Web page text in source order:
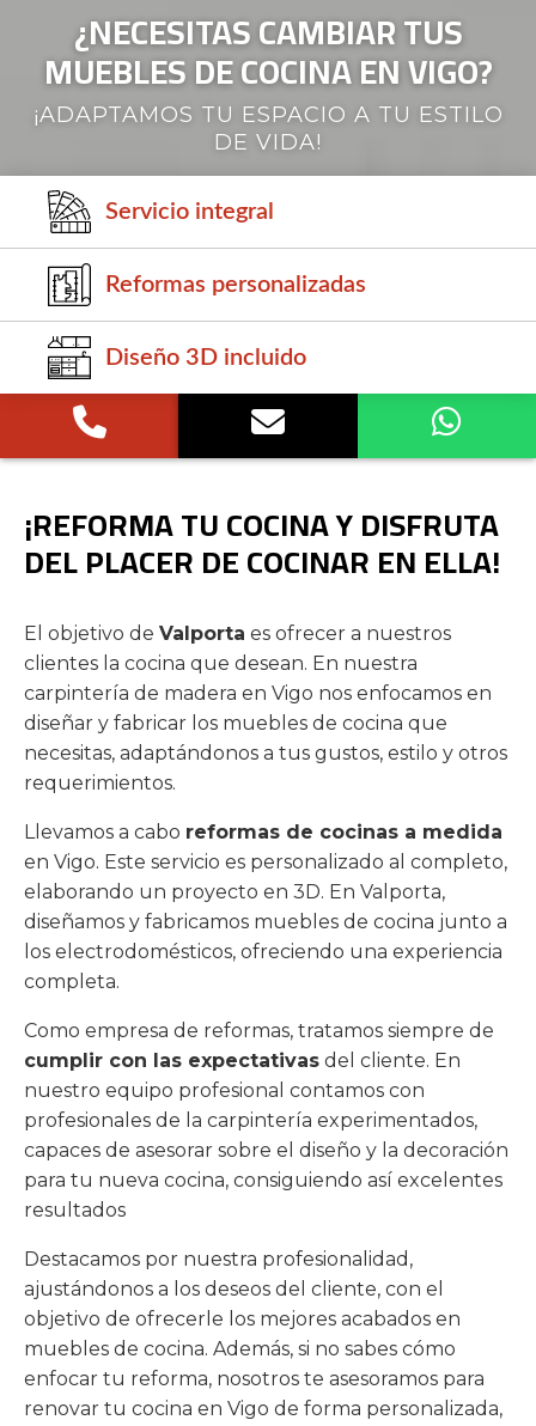
¿NECESITAS CAMBIAR TUS
MUEBLES DE COCINA EN VIGO?
¡ADAPTAMOS TU ESPACIO A TU ESTILO
DE VIDA!
Servicio integral
Reformas personalizadas
Diseño 3D incluido
¡REFORMA TU COCINA Y DISFRUTA
DEL PLACER DE COCINAR EN ELLA!
El objetivo de Valporta es ofrecer a nuestros
clientes la cocina que desean. En nuestra
carpintería de madera en Vigo nos enfocamos en
diseñar y fabricar los muebles de cocina que
necesitas, adaptándonos a tus gustos, estilo y otros
requerimientos.
Llevamos a cabo reformas de cocinas a medida
en Vigo. Este servicio es personalizado al completo,
elaborando un proyecto en 3D. En Valporta,
diseñamos y fabricamos muebles de cocina junto a
los electrodomésticos, ofreciendo una experiencia
completa.
Como empresa de reformas, tratamos siempre de
cumplir con las expectativas del cliente. En
nuestro equipo profesional contamos con
profesionales de la carpintería experimentados,
capaces de asesorar sobre el diseño y la decoración
para tu nueva cocina, consiguiendo así excelentes
resultados
Destacamos por nuestra profesionalidad,
ajustándonos a los deseos del cliente, con el
objetivo de ofrecerle los mejores acabados en
muebles de cocina. Además, si no sabes cómo
enfocar tu reforma, nosotros te asesoramos para
renovar tu cocina en Vigo de forma personalizada,